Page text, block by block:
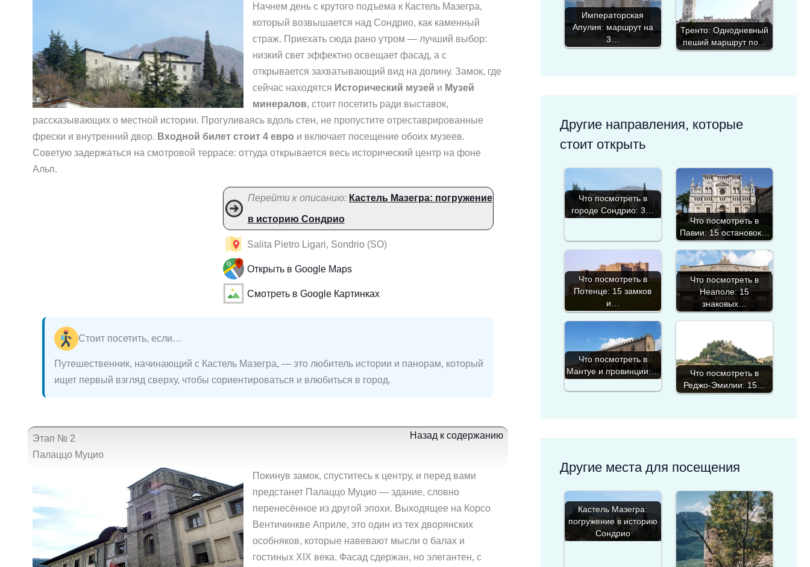
Начнем день с крутого подъема к Кастель Мазегра,
который возвышается над Сондрио, как каменный
страж. Приехать сюда рано утром — лучший выбор:
низкий свет эффектно освещает фасад, а с
открывается захватывающий вид на долину. Замок, где
сейчас находятся Исторический музей и Музей
минералов, стоит посетить ради выставок,
рассказывающих о местной истории. Прогуливаясь вдоль стен, не пропустите отреставрированные
фрески и внутренний двор. Входной билет стоит 4 евро и включает посещение обоих музеев.
Советую задержаться на смотровой террасе: оттуда открывается весь исторический центр на фоне
Альп.
Перейти к описанию: Кастель Мазегра: погружение
в историю Сондрио
Salita Pietro Ligari, Sondrio (SO)
Открыть в Google Maps
Смотреть в Google Картинках
Стоит посетить, если…
Путешественник, начинающий с Кастель Мазегра, — это любитель истории и панорам, который
ищет первый взгляд сверху, чтобы сориентироваться и влюбиться в город.
Этап № 2
Назад к содержанию
Палаццо Муцио
Покинув замок, спуститесь к центру, и перед вами
предстанет Палаццо Муцио — здание, словно
перенесённое из другой эпохи. Выходящее на Корсо
Вентичинкве Априле, это один из тех дворянских
особняков, которые навевают мысли о балах и
гостиных XIX века. Фасад сдержан, но элегантен, с
Императорская
Апулия: маршрут на
3…
Тренто: Однодневный
пеший маршрут по…
Другие направления, которые
стоит открыть
Что посмотреть в
городе Сондрио: 3…
Что посмотреть в
Павии: 15 остановок…
Что посмотреть в
Потенце: 15 замков
и…
Что посмотреть в
Неаполе: 15
знаковых…
Что посмотреть в
Мантуе и провинции:…
Что посмотреть в
Реджо-Эмилии: 15…
Другие места для посещения
Кастель Мазегра:
погружение в историю
Сондрио